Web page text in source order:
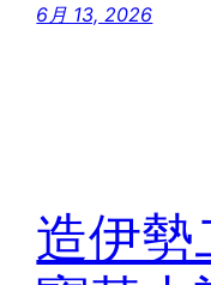
6月 13, 2026
造伊